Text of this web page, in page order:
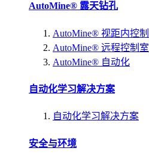
AutoMine® 露天钻孔
AutoMine® 视距内控制
AutoMine® 远程控制室
AutoMine® 自动化
自动化学习解决方案
自动化学习解决方案
安全与环境